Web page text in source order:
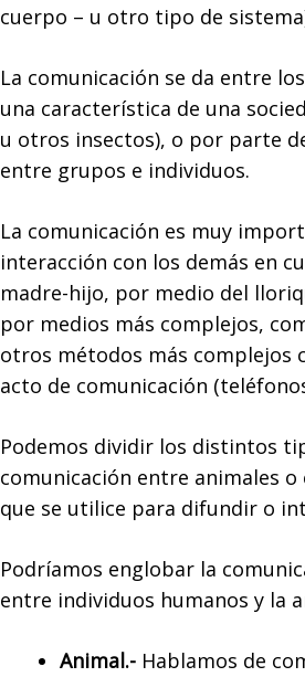
cuerpo – u otro tipo de
La comunicación se da entre
una característica de una
u otros insectos), o por parte
entre grupos e individuos.
La comunicación es muy
interacción con los demás en
madre-hijo, por medio del
por medios más complejos,
otros métodos más complejos
acto de comunicación
Podemos dividir los distintos
comunicación entre animales
que se utilice para difundir o
Podríamos englobar la
entre individuos humanos y la
Animal.- Hablamos de